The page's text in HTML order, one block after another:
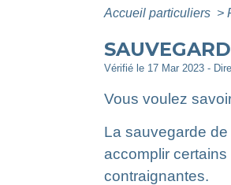
Accueil particuliers >
Vérifié le 17 Mar 2023 -
Vous voulez
La sauvegarde
accomplir
contraignantes.